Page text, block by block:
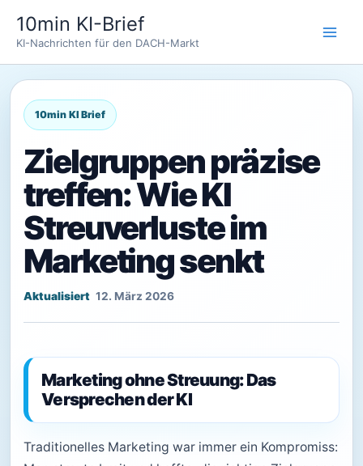
Inhalt
springen
10min KI-Brief
KI-Nachrichten für den DACH-Markt
Zielgruppen präzise
treffen: Wie KI
Streuverluste im
Marketing senkt
12. März 2026
Marketing ohne Streuung: Das
Versprechen der KI
Traditionelles Marketing war immer ein Kompromiss: